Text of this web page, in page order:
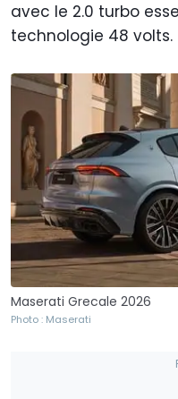
avec le 2.0 turbo
technologie 48 volts.
Maserati Grecale 2026
Photo : Maserati